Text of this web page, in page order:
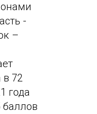
-
–
в 72
года
баллов